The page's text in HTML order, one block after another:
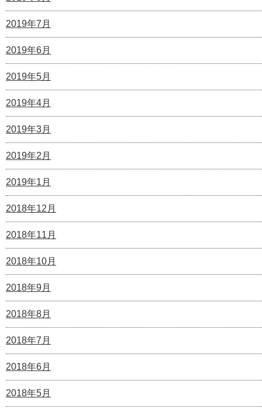
2019年7月
2019年6月
2019年5月
2019年4月
2019年3月
2019年2月
2019年1月
2018年12月
2018年11月
2018年10月
2018年9月
2018年8月
2018年7月
2018年6月
2018年5月